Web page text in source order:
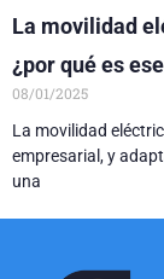
La movilidad
¿por qué es
08/01/2025
La movilidad
empresarial, y
una